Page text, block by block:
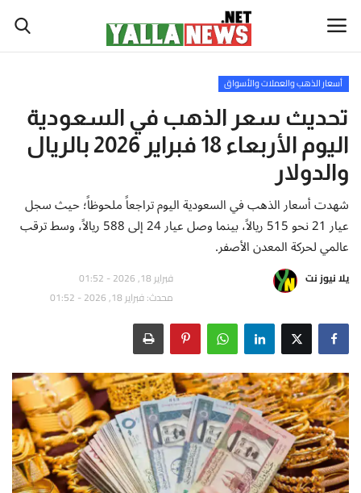
أخبار العالم
أخبار الوطن العربي
سياسة واقتصاد
رياضة
ثقافة وفن
صحة ولياقة
أطباق من المطابخ العربية
سياحة وسفر
منوعات عامة
أسعار الذهب والعملات والأسواق
تحديث سعر الذهب في السعودية
اليوم الأربعاء 18 فبراير 2026 بالريال
والدولار
شهدت أسعار الذهب في السعودية اليوم تراجعاً ملحوظاً؛ حيث سجل
عيار 21 نحو 515 ريالاً، بينما وصل عيار 24 إلى 588 ريالاً، وسط ترقب
عالمي لحركة المعدن الأصفر.
يلا نيوز نت
فبراير 18, 2026 - 01:52
محدث: فبراير 18, 2026 - 01:52